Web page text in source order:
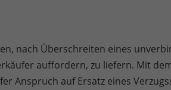
nach Überschreiten eines
auffordern, zu liefern. Mit
Anspruch auf Ersatz eines